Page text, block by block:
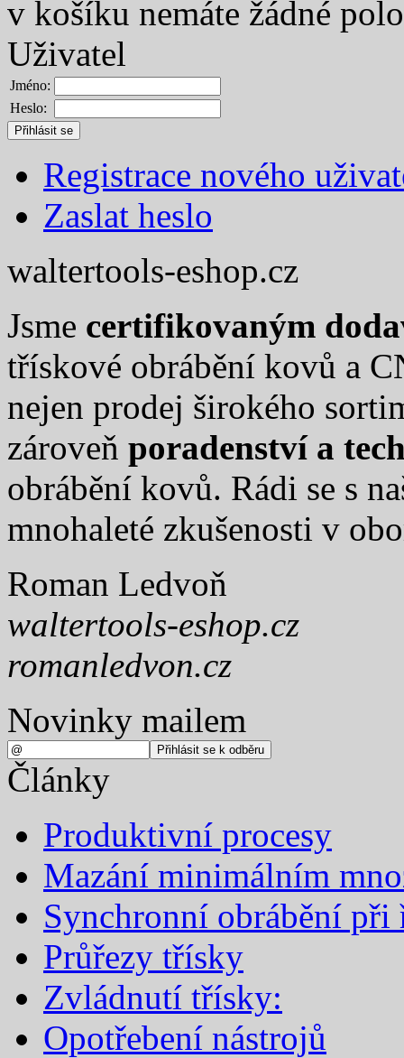
v košíku nemáte žádné
Uživatel
Jméno:
Heslo:
Registrace nového
Zaslat heslo
waltertools-eshop.cz
Jsme certifikovaným
třískové obrábění kovů a
nejen prodej širokého
zároveň poradenství a
obrábění kovů. Rádi se s
mnohaleté zkušenosti v
Roman Ledvoň
waltertools-eshop.cz
romanledvon.cz
Novinky mailem
Články
Produktivní procesy
Mazání minimálním
Synchronní obrábění při
Průřezy třísky
Zvládnutí třísky:
Opotřebení nástrojů